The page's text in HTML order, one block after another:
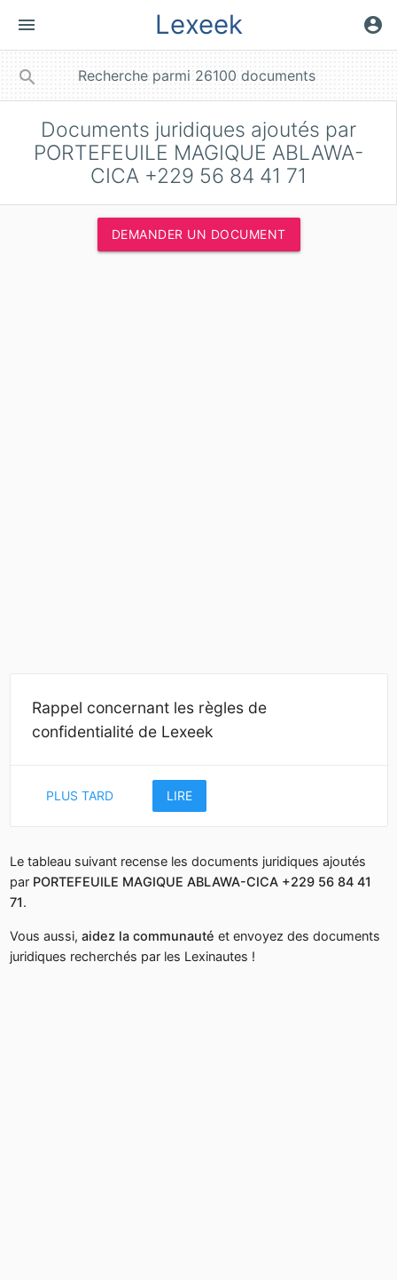
menu Lexeek account_circle
search
Documents juridiques ajoutés par
PORTEFEUILE MAGIQUE ABLAWA-
CICA +229 56 84 41 71
DEMANDER UN DOCUMENT
Rappel concernant les règles de
confidentialité de Lexeek
PLUS TARD LIRE
Le tableau suivant recense les documents juridiques ajoutés
par PORTEFEUILE MAGIQUE ABLAWA-CICA +229 56 84 41
71.
Vous aussi, aidez la communauté et envoyez des documents
juridiques recherchés par les Lexinautes !